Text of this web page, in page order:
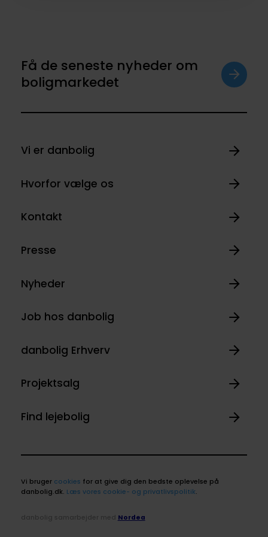
Få de seneste nyheder om
boligmarkedet
Vi er danbolig
Hvorfor vælge os
Kontakt
Presse
Nyheder
Job hos danbolig
danbolig Erhverv
Projektsalg
Find lejebolig
Vi bruger cookies for at give dig den bedste oplevelse på
danbolig.dk. Læs vores cookie- og privatlivspolitik.
Nordea